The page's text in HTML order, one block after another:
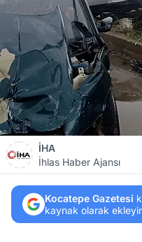
İHA
İhlas Haber Ajansı
Kocatepe Gazetesi
kaynak olarak